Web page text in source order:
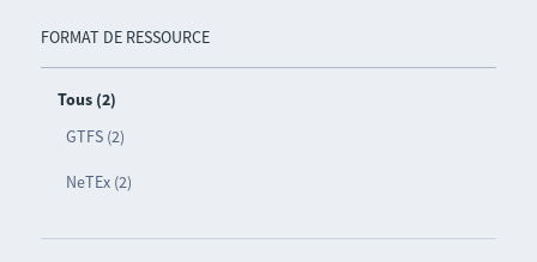
FORMAT DE RESSOURCE
Tous (2)
GTFS (2)
NeTEx (2)